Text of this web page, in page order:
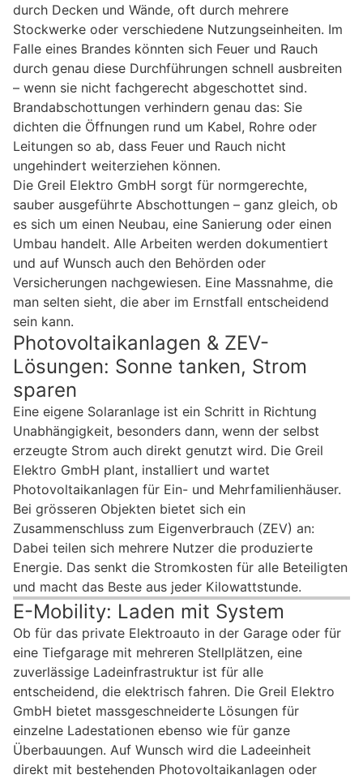
durch Decken und Wände, oft durch mehrere
Stockwerke oder verschiedene Nutzungseinheiten. Im
Falle eines Brandes könnten sich Feuer und Rauch
durch genau diese Durchführungen schnell ausbreiten
– wenn sie nicht fachgerecht abgeschottet sind.
Brandabschottungen verhindern genau das: Sie
dichten die Öffnungen rund um Kabel, Rohre oder
Leitungen so ab, dass Feuer und Rauch nicht
ungehindert weiterziehen können.
Die Greil Elektro GmbH sorgt für normgerechte,
sauber ausgeführte Abschottungen – ganz gleich, ob
es sich um einen Neubau, eine Sanierung oder einen
Umbau handelt. Alle Arbeiten werden dokumentiert
und auf Wunsch auch den Behörden oder
Versicherungen nachgewiesen. Eine Massnahme, die
man selten sieht, die aber im Ernstfall entscheidend
sein kann.
Photovoltaikanlagen & ZEV-
Lösungen: Sonne tanken, Strom
sparen
Eine eigene Solaranlage ist ein Schritt in Richtung
Unabhängigkeit, besonders dann, wenn der selbst
erzeugte Strom auch direkt genutzt wird. Die Greil
Elektro GmbH plant, installiert und wartet
Photovoltaikanlagen für Ein- und Mehrfamilienhäuser.
Bei grösseren Objekten bietet sich ein
Zusammenschluss zum Eigenverbrauch (ZEV) an:
Dabei teilen sich mehrere Nutzer die produzierte
Energie. Das senkt die Stromkosten für alle Beteiligten
und macht das Beste aus jeder Kilowattstunde.
E-Mobility: Laden mit System
Ob für das private Elektroauto in der Garage oder für
eine Tiefgarage mit mehreren Stellplätzen, eine
zuverlässige Ladeinfrastruktur ist für alle
entscheidend, die elektrisch fahren. Die Greil Elektro
GmbH bietet massgeschneiderte Lösungen für
einzelne Ladestationen ebenso wie für ganze
Überbauungen. Auf Wunsch wird die Ladeeinheit
direkt mit bestehenden Photovoltaikanlagen oder